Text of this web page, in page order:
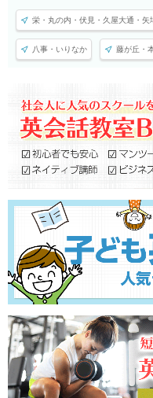
栄・丸の内・伏見・久屋大通・矢
八事・いりなか 藤が丘・